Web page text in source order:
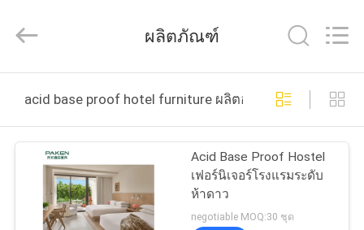
บ้าน
สินค้า
เกี่ยว
Paken
Furniture
All
ผลิตภัณฑ์
acid base proof hotel furniture ผลิตออนไลน์
Acid Base Proof Hostel
เฟอร์นิเจอร์โรงแรมระดับ
ห้าดาว
negotiable MOQ:30 ชุด